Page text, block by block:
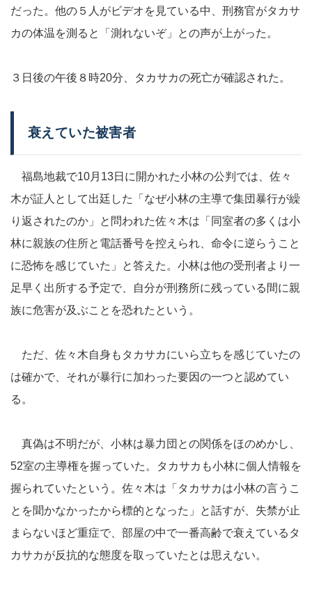
だった。他の５人がビデオを見ている中、刑務官がタカサ
カの体温を測ると「測れないぞ」との声が上がった。
３日後の午後８時20分、タカサカの死亡が確認された。
衰えていた被害者
福島地裁で10月13日に開かれた小林の公判では、佐々
木が証人として出廷した「なぜ小林の主導で集団暴行が繰
り返されたのか」と問われた佐々木は「同室者の多くは小
林に親族の住所と電話番号を控えられ、命令に逆らうこと
に恐怖を感じていた」と答えた。小林は他の受刑者より一
足早く出所する予定で、自分が刑務所に残っている間に親
族に危害が及ぶことを恐れたという。
ただ、佐々木自身もタカサカにいら立ちを感じていたの
は確かで、それが暴行に加わった要因の一つと認めてい
る。
真偽は不明だが、小林は暴力団との関係をほのめかし、
52室の主導権を握っていた。タカサカも小林に個人情報を
握られていたという。佐々木は「タカサカは小林の言うこ
とを聞かなかったから標的となった」と話すが、失禁が止
まらないほど重症で、部屋の中で一番高齢で衰えているタ
カサカが反抗的な態度を取っていたとは思えない。